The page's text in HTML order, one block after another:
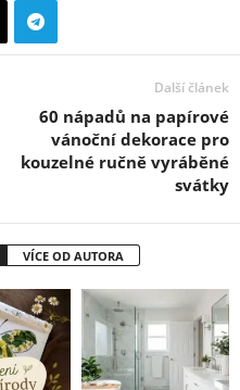
Další článek
60 nápadů na papírové
vánoční dekorace pro
kouzelné ručně vyráběné
svátky
VÍCE OD AUTORA